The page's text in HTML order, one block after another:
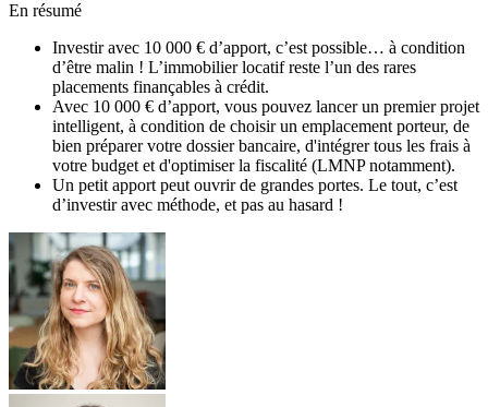
En résumé
Investir avec 10 000 € d’apport, c’est possible… à condition
d’être malin ! L’immobilier locatif reste l’un des rares
placements finançables à crédit.
Avec 10 000 € d’apport, vous pouvez lancer un premier projet
intelligent, à condition de choisir un emplacement porteur, de
bien préparer votre dossier bancaire, d'intégrer tous les frais à
votre budget et d'optimiser la fiscalité (LMNP notamment).
Un petit apport peut ouvrir de grandes portes. Le tout, c’est
d’investir avec méthode, et pas au hasard !